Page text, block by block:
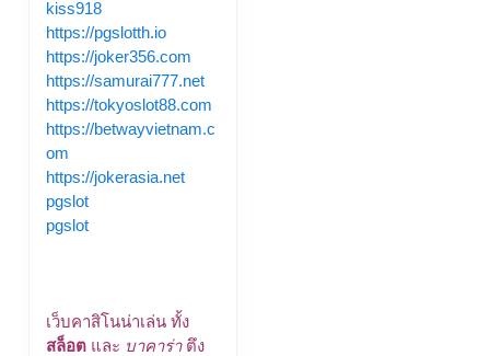
kiss918
https://pgslotth.io
https://joker356.com
https://samurai777.net
https://tokyoslot88.com
https://betwayvietnam.c
om
https://jokerasia.net
pgslot
pgslot
เว็บคาสิโนน่าเล่น ทั้ง
สล็อต และ บาคาร่าตึง